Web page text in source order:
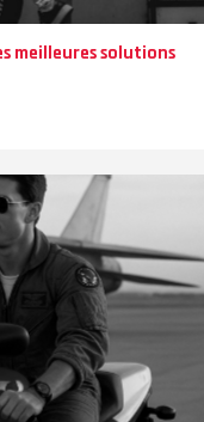
meilleures solutions